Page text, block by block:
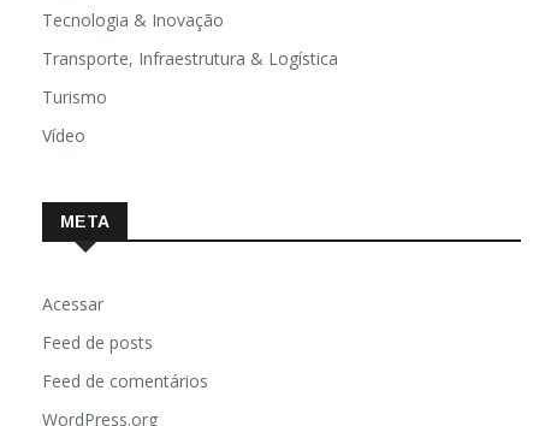
Tecnologia & Inovação
Transporte, Infraestrutura & Logística
Turismo
Vídeo
META
Acessar
Feed de posts
Feed de comentários
WordPress.org